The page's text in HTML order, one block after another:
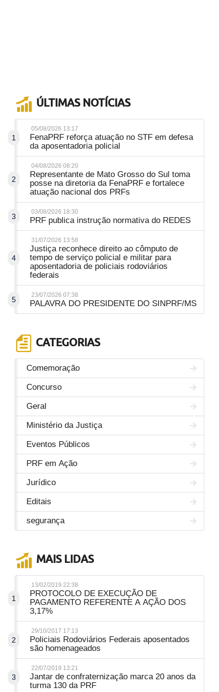
ÚLTIMAS NOTÍCIAS
1
05/08/2026 13:17
FenaPRF reforça atuação no STF em defesa
da aposentadoria policial
2
04/08/2026 08:20
Representante de Mato Grosso do Sul toma
posse na diretoria da FenaPRF e fortalece
atuação nacional dos PRFs
3
03/08/2026 18:30
PRF publica instrução normativa do REDES
4
31/07/2026 13:58
Justiça reconhece direito ao cômputo de
tempo de serviço policial e militar para
aposentadoria de policiais rodoviários
federais
5
23/07/2026 07:38
PALAVRA DO PRESIDENTE DO SINPRF/MS
CATEGORIAS
Comemoração
Concurso
Geral
Ministério da Justiça
Eventos Públicos
PRF em Ação
Jurídico
Editais
segurança
MAIS LIDAS
1
13/02/2019 22:38
PROTOCOLO DE EXECUÇÃO DE
PAGAMENTO REFERENTE A AÇÃO DOS
3,17%
2
29/10/2017 17:13
Policiais Rodoviários Federais aposentados
são homenageados
3
22/07/2019 13:21
Jantar de confraternização marca 20 anos da
turma 130 da PRF